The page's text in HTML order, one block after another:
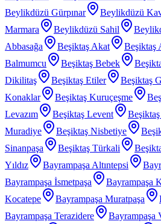
Beylikdüzü Gürpınar
Beylikdüzü
Marmara
Beylikdüzü Sahil
Abbasağa
Beşiktaş Akat Beşiktaş
Balmumcu
Beşiktaş Bebek
Dikilitaş
Beşiktaş Etiler Beşiktaş
Konaklar
Beşiktaş Kuruçeşme
Levazım
Beşiktaş Levent
Muradiye
Beşiktaş Nisbetiye
Sinanpaşa
Beşiktaş Türkali
Yıldız
Bayrampaşa Altıntepsi
Bayrampaşa İsmetpaşa
Bayrampaşa
Kocatepe
Bayrampaşa Muratpaşa
Bayrampaşa Terazidere
Bayrampaşa